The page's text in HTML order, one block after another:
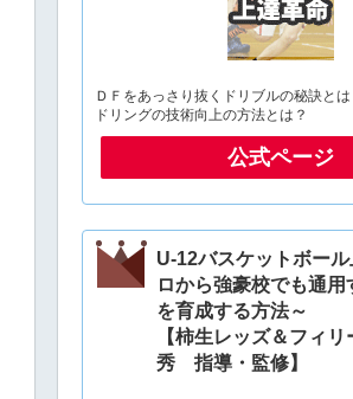
ＤＦをあっさり抜くドリブルの秘訣と
ドリングの技術向上の方法とは？
公式ページ
U-12バスケットボー
ロから強豪校でも通用
を育成する方法～
【柿生レッズ＆フィ
秀 指導・監修】